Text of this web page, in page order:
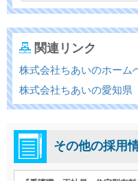
関連リンク
株式会社ちあいのホーム
株式会社ちあいの愛知県
その他の採用